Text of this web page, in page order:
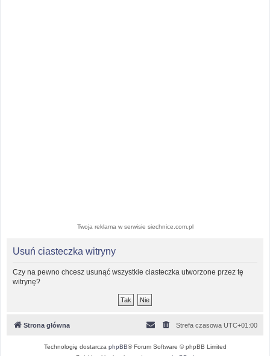
Twoja reklama w serwisie siechnice.com.pl
Usuń ciasteczka witryny
Czy na pewno chcesz usunąć wszystkie ciasteczka utworzone przez tę
witrynę?
Strona główna Strefa czasowa UTC+01:00
Technologię dostarcza phpBB® Forum Software © phpBB Limited